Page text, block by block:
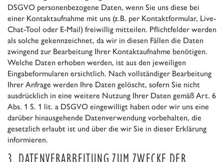
DSGVO personenbezogene Daten, wenn Sie uns diese bei
einer Kontaktaufnahme mit uns (z.B. per Kontaktformular, Live-
Chat-Tool oder E-Mail) freiwillig mitteilen. Pflichtfelder werden
als solche gekennzeichnet, da wir in diesen Fällen die Daten
zwingend zur Bearbeitung Ihrer Kontaktaufnahme benötigen.
Welche Daten erhoben werden, ist aus den jeweiligen
Eingabeformularen ersichtlich. Nach vollständiger Bearbeitung
Ihrer Anfrage werden Ihre Daten gelöscht, sofern Sie nicht
ausdrücklich in eine weitere Nutzung Ihrer Daten gemäß Art. 6
Abs. 1 S. 1 lit. a DSGVO eingewilligt haben oder wir uns eine
darüber hinausgehende Datenverwendung vorbehalten, die
gesetzlich erlaubt ist und über die wir Sie in dieser Erklärung
informieren.
3. DATENVERARBEITUNG ZUM ZWECKE DER